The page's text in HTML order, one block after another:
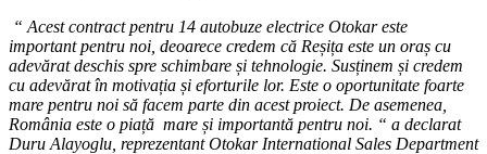
“ Acest contract pentru 14 autobuze electrice Otokar este
important pentru noi, deoarece credem că Reșița este un oraș cu
adevărat deschis spre schimbare și tehnologie. Susținem și credem
cu adevărat în motivația și eforturile lor. Este o oportunitate foarte
mare pentru noi să facem parte din acest proiect. De asemenea,
România este o piață mare și importantă pentru noi. “ a declarat
Duru Alayoglu, reprezentant Otokar International Sales Department